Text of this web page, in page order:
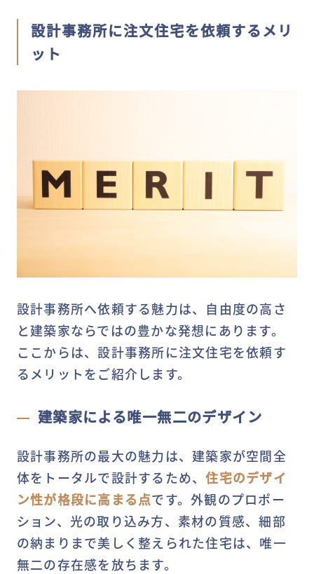
設計事務所に注文住宅を依頼するメリ
ット
設計事務所へ依頼する魅力は、自由度の高さ
と建築家ならではの豊かな発想にあります。
ここからは、設計事務所に注文住宅を依頼す
るメリットをご紹介します。
建築家による唯一無二のデザイン
設計事務所の最大の魅力は、建築家が空間全
体をトータルで設計するため、住宅のデザイ
ン性が格段に高まる点です。外観のプロポー
ション、光の取り込み方、素材の質感、細部
の納まりまで美しく整えられた住宅は、唯一
無二の存在感を放ちます。